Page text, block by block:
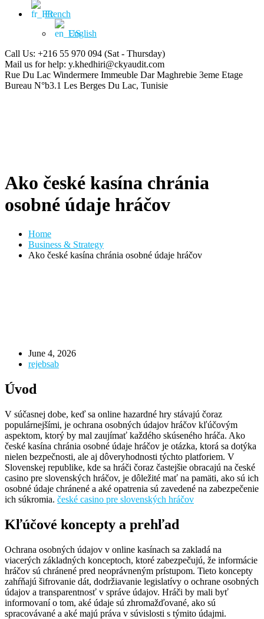
French
English
Call Us: +216 55 970 094 (Sat - Thursday)
Mail us for help: y.khedhiri@ckyaudit.com
Rue Du Lac Windermere Immeuble Dar Maghrebie 3eme Etage
Bureau N°b3.1 Les Berges Du Lac, Tunisie
Ako české kasína chránia
osobné údaje hráčov
Home
Business & Strategy
Ako české kasína chránia osobné údaje hráčov
June 4, 2026
rejebsab
Úvod
V súčasnej dobe, keď sa online hazardné hry stávajú čoraz
populárnejšími, je ochrana osobných údajov hráčov kľúčovým
aspektom, ktorý by mal zaujímať každého skúseného hráča. Ako
české kasína chránia osobné údaje hráčov je otázka, ktorá sa dotýka
nielen bezpečnosti, ale aj dôveryhodnosti týchto platforiem. V
Slovenskej republike, kde sa hráči čoraz častejšie obracajú na české
casino pre slovenských hráčov, je dôležité mať na pamäti, ako sú ich
osobné údaje chránené a aké opatrenia sú zavedené na zabezpečenie
ich súkromia. české casino pre slovenských hráčov
Kľúčové koncepty a prehľad
Ochrana osobných údajov v online kasínach sa zakladá na
viacerých základných konceptoch, ktoré zabezpečujú, že informácie
hráčov sú chránené pred neoprávneným prístupom. Tieto koncepty
zahŕňajú šifrovanie dát, dodržiavanie legislatívy o ochrane osobných
údajov a transparentnosť v správe údajov. Hráči by mali byť
informovaní o tom, aké údaje sú zhromažďované, ako sú
spracovávané a aké majú práva v súvislosti s týmito údajmi.